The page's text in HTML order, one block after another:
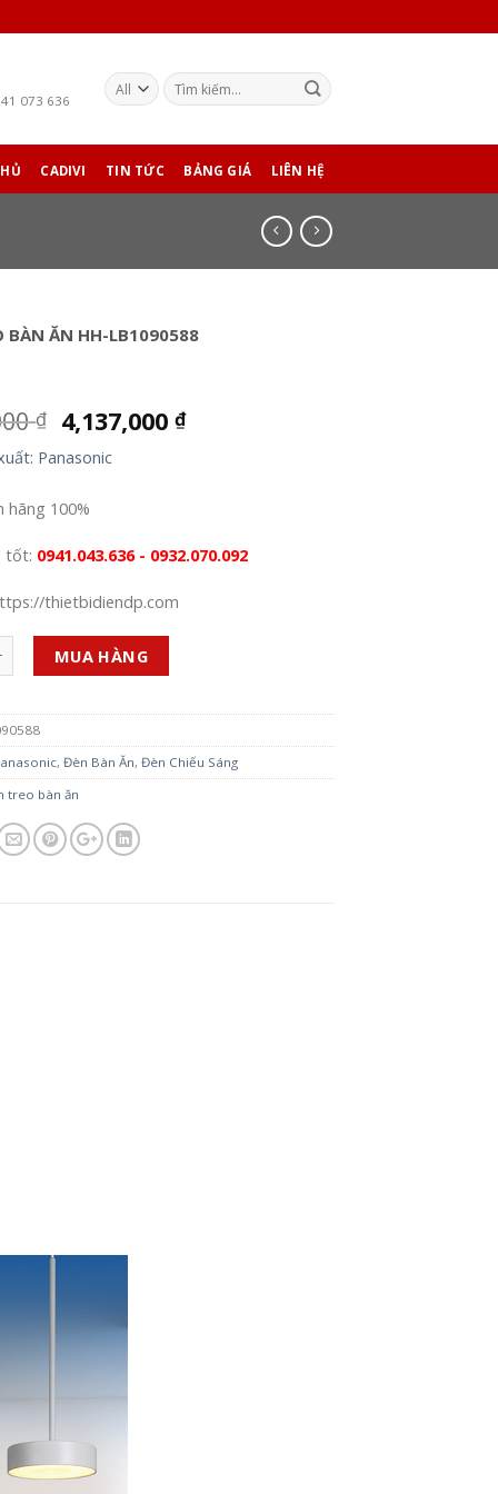
073 636
CADIVI TIN TỨC BẢNG GIÁ LIÊN HỆ
BÀN ĂN HH-LB1090588
₫ 4,137,000 ₫
Panasonic
hãng 100%
tốt: 0941.043.636 - 0932.070.092
thietbidiendp.com
MUA HÀNG
,Đèn Bàn Ăn,Đèn Chiếu Sáng
treo bàn ăn